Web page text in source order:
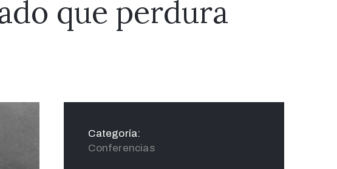
que perdura
Categoría:
Conferencias